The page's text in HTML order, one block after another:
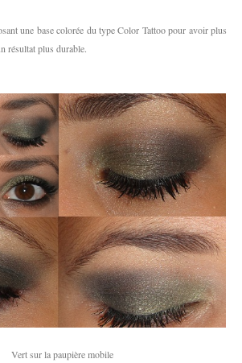
une base colorée du type Color Tattoo pour avoir plus
résultat plus durable.
Vert sur la paupière mobile